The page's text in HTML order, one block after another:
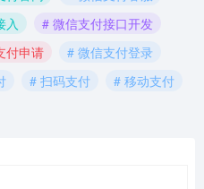
入
# 微信支付接口开发
付申请
# 微信支付登录
# 扫码支付
# 移动支付